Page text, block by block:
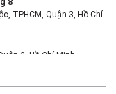
TPHCM, Quận 3, Hồ Chí
3, Hồ Chí Minh
Đống Đa, Hà Nội